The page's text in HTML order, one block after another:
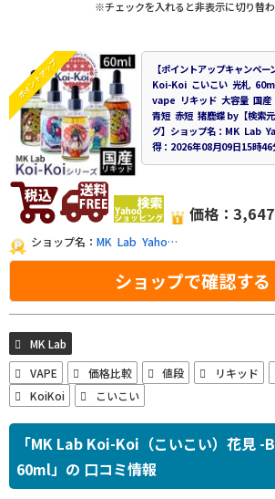
※チェックを入れると非表示に切り替わ
ポイントアップ
【ポイントアップキャンペー
Koi-Koi こいこい 光札
vape リキッド 大容量 国
青短 赤短 猪鹿蝶 by【検索
グ】ショップ名：MK Lab
得：2026年08月09日15時46
価格：3,647
ショップ名： MK Lab Yaho…
ショップで確認する
MK Lab
VAPE
価格比較 値段 リキッド
KoiKoi
こいこい
「MK Lab Koi-Koi（こいこい）花見
60ml」の 口コミ情報